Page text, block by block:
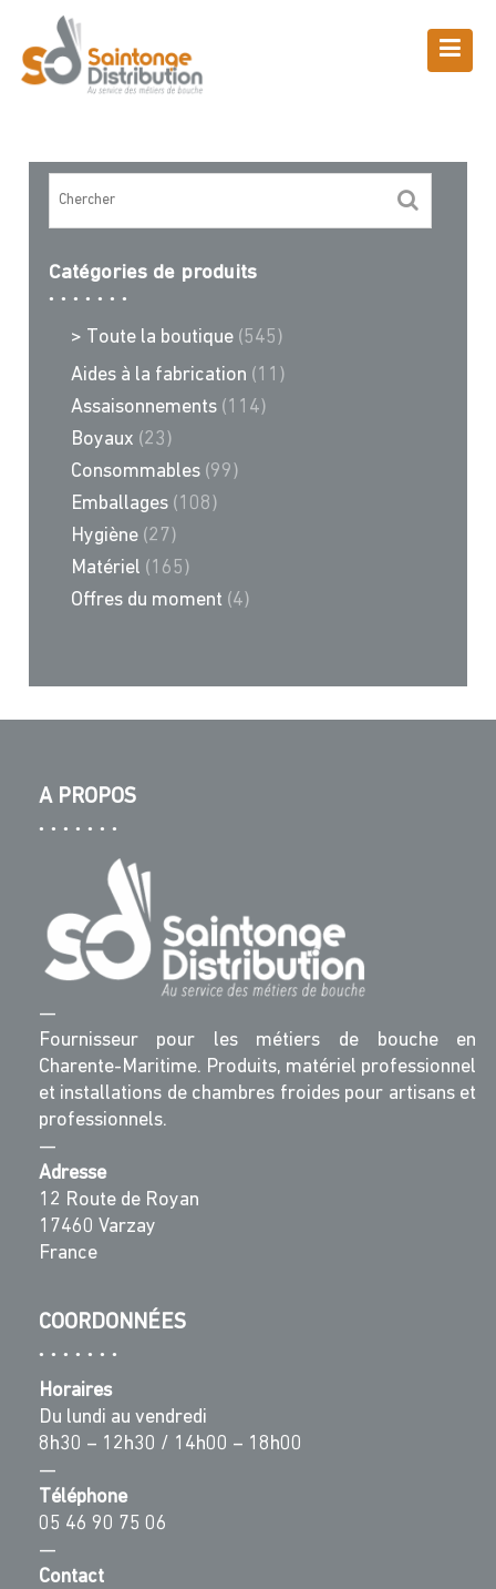
content
Boutique
Catégories de produits
> Toute la boutique (545)
Aides à la fabrication (11)
Assaisonnements (114)
Boyaux (23)
Consommables (99)
Emballages (108)
Hygiène (27)
Matériel (165)
Offres du moment (4)
A PROPOS
—
Fournisseur pour les métiers de bouche en
Charente-Maritime. Produits, matériel professionnel
et installations de chambres froides pour artisans et
professionnels.
—
Adresse
12 Route de Royan
17460 Varzay
France
COORDONNÉES
Horaires
Du lundi au vendredi
8h30 – 12h30 / 14h00 – 18h00
—
Téléphone
05 46 90 75 06
—
Contact